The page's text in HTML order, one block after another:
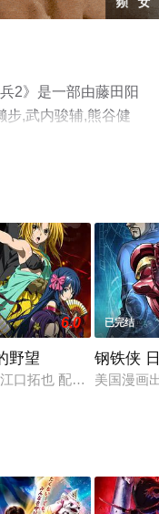
2》是一部由藤田阳
步,武内骏辅,熊谷健
尾毅,野岛裕史,置鲇
城千春,竹内良太,远
免费观看高清未删
相关信息可移步至
。
老师”，据说谁惹她生
6.0
野望
口拓也 配音）是一名
已完结
钢铁侠
美国漫画